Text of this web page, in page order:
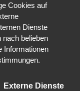
Cookies auf
Dienste
nach belieben
Informationen
Externe Dienste